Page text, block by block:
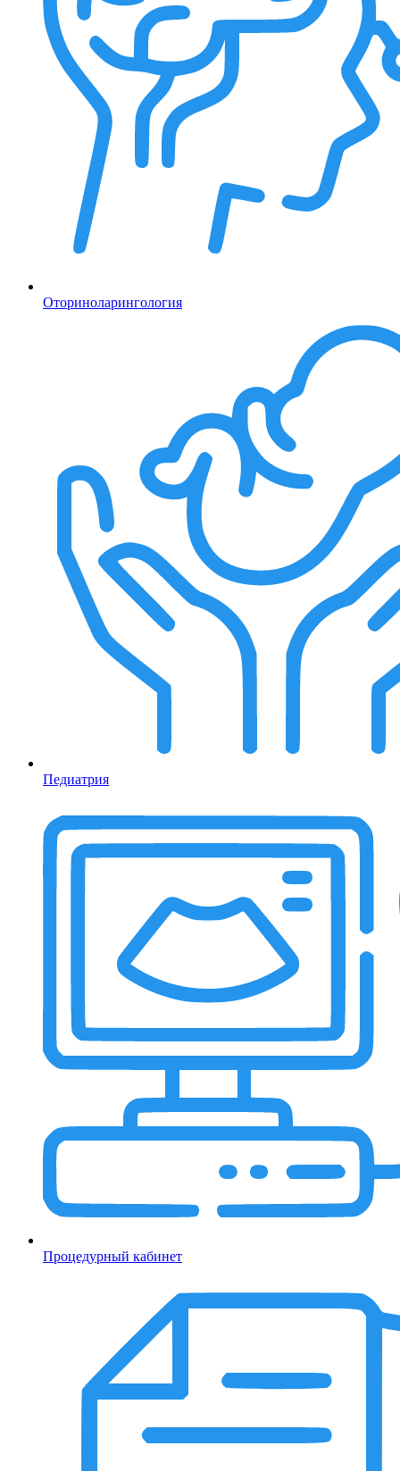
Оториноларингология
Педиатрия
Процедурный кабинет